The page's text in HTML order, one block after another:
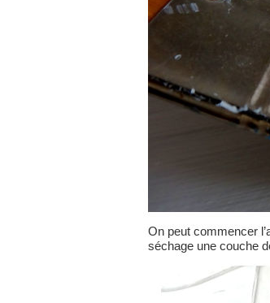
On peut commencer
séchage une couche